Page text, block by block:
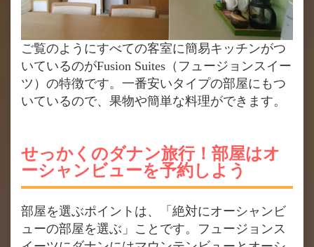
ご覧のようにすべての客室に簡易キッチンがつ
いているのがFusion Suites（フュージョンスイー
ツ）の特徴です。一番安いタイプの部屋にもつ
いているので、果物や簡単な料理ができます。
せっかくのダナン旅行！部屋はオ
ーシャンビューを予約しよう
部屋を選ぶポイントは、「絶対にオーシャンビ
ューの部屋を選ぶ」ことです。フュージョンス